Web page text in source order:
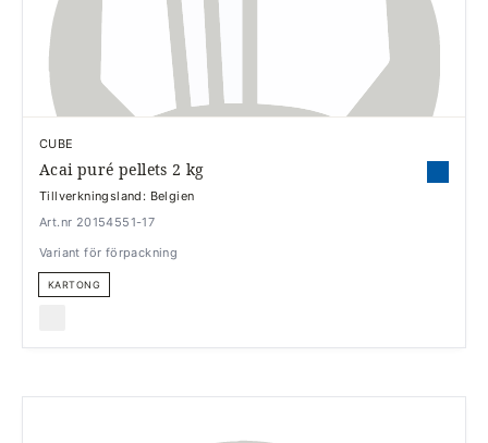
CUBE
Acai puré pellets 2 kg
Tillverkningsland: Belgien
Art.nr 20154551-17
Variant för förpackning
KARTONG